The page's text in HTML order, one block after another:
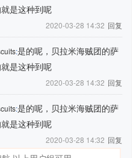
是这种到呢
2020-03-28 14:32 回复
:是的呢，贝拉米海贼团的萨
是这种到呢
2020-03-28 14:32 回复
:是的呢，贝拉米海贼团的萨
是这种到呢
2020-03-28 14:32 回复